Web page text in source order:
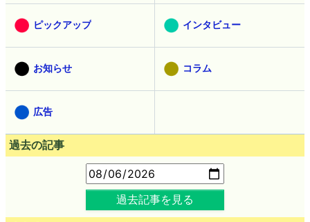
ピックアップ インタビュー
お知らせ コラム
広告
過去の記事
過去記事を見る